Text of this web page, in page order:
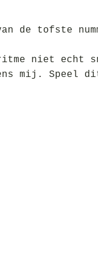
de tofste
niet echt
mij. Speel